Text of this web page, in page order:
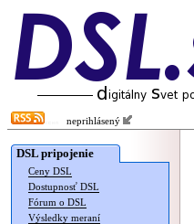
neprihlásený
DSL pripojenie
Ceny DSL
Dostupnosť DSL
Fórum o DSL
Výsledky meraní